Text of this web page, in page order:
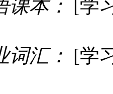
课本： [学
词汇： [学